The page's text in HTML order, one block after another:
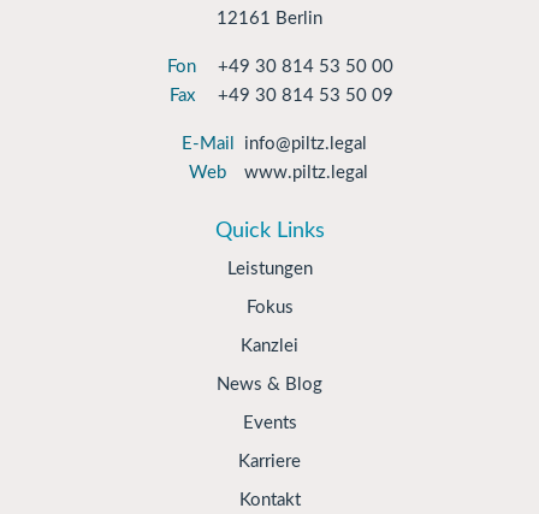
12161 Berlin
Fon
+49 30 814 53 50 00
Fax
+49 30 814 53 50 09
E-Mail
info@piltz.legal
Web
www.piltz.legal
Quick Links
Leistungen
Fokus
Kanzlei
News & Blog
Events
Karriere
Kontakt